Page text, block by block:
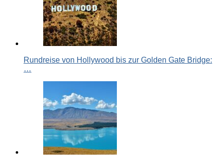
Rundreise von Hollywood bis zur Golden Gate Bridge:
…